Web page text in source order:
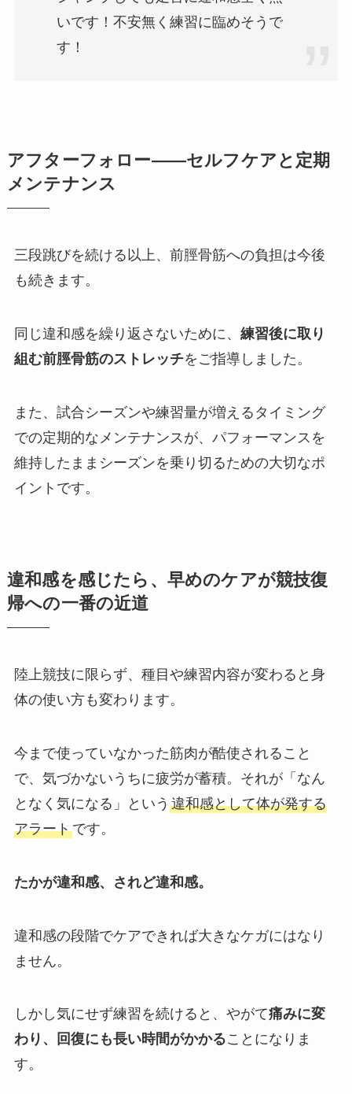
いです！不安無く練習に臨めそうで
す！
アフターフォロー——セルフケアと定期
メンテナンス
三段跳びを続ける以上、前脛骨筋への負担は今後
も続きます。
同じ違和感を繰り返さないために、 練習後に取り
組む前脛骨筋のストレッチをご指導しました。
また、試合シーズンや練習量が増えるタイミング
での定期的なメンテナンスが、パフォーマンスを
維持したままシーズンを乗り切るための大切なポ
イントです。
違和感を感じたら、早めのケアが競技復
帰への一番の近道
陸上競技に限らず、種目や練習内容が変わると身
体の使い方も変わります。
今まで使っていなかった筋肉が酷使されること
で、気づかないうちに疲労が蓄積。それが「なん
となく気になる」という 違和感として体が発する
アラートです。
たかが違和感、されど違和感。
違和感の段階でケアできれば大きなケガにはなり
ません。
しかし気にせず練習を続けると、やがて痛みに変
わり、回復にも長い時間がかかることになりま
す。